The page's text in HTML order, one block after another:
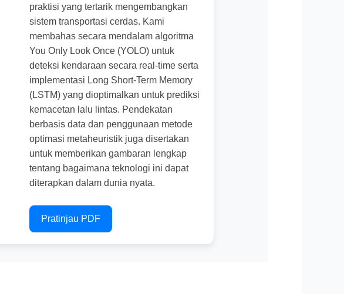
praktisi yang tertarik mengembangkan
sistem transportasi cerdas. Kami
membahas secara mendalam algoritma
You Only Look Once (YOLO) untuk
deteksi kendaraan secara real-time serta
implementasi Long Short-Term Memory
(LSTM) yang dioptimalkan untuk prediksi
kemacetan lalu lintas. Pendekatan
berbasis data dan penggunaan metode
optimasi metaheuristik juga disertakan
untuk memberikan gambaran lengkap
tentang bagaimana teknologi ini dapat
diterapkan dalam dunia nyata.
Pratinjau PDF